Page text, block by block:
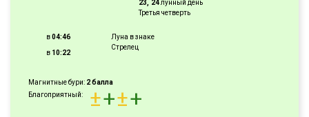
23, 24лунный день
Третья четверть
в04:46
в 10:22
Луна в знаке
Стрелец
Магнитные бури: 2 балла
Благоприятный:
±+±+